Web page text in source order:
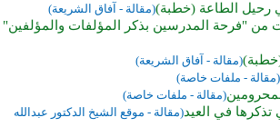
رحيل الطاعة (خطبة)(مقالة - آفاق الشريعة)
من "فرحة المدرسين بذكر المؤلفات والمؤلفين"
(مقالة - آفاق الشريعة)
(مقالة - ملفات خاصة)
(مقالة - ملفات خاصة)
تذكرها في العيد(مقالة - موقع الشيخ الدكتور عبدالله